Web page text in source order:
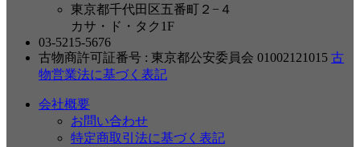
東京都千代田区五番町２−４
カサ・ド・タク1F
03-5215-5676
古物商許可証番号 : 東京都公安委員会 01002121015 古
物営業法に基づく表記
会社概要
お問い合わせ
特定商取引法に基づく表記